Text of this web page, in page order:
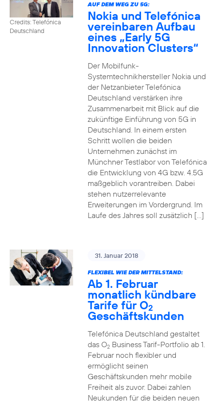
Credits: Telefónica
Deutschland
AUF DEM WEG ZU 5G:
Nokia und Telefónica
vereinbaren Aufbau
eines „Early 5G
Innovation Clusters“
Der Mobilfunk-
Systemtechnikhersteller Nokia und
der Netzanbieter Telefónica
Deutschland verstärken ihre
Zusammenarbeit mit Blick auf die
zukünftige Einführung von 5G in
Deutschland. In einem ersten
Schritt wollen die beiden
Unternehmen zunächst im
Münchner Testlabor von Telefónica
die Entwicklung von 4G bzw. 4.5G
maßgeblich vorantreiben. Dabei
stehen nutzerrelevante
Erweiterungen im Vordergrund. Im
Laufe des Jahres soll zusätzlich […]
31. Januar 2018
FLEXIBEL WIE DER MITTELSTAND:
Ab 1. Februar
monatlich kündbare
Tarife für O2
Geschäftskunden
Telefónica Deutschland gestaltet
das O2Business Tarif-Portfolio ab 1.
Februar noch flexibler und
ermöglicht seinen
Geschäftskunden mehr mobile
Freiheit als zuvor. Dabei zahlen
Neukunden für die beiden neuen